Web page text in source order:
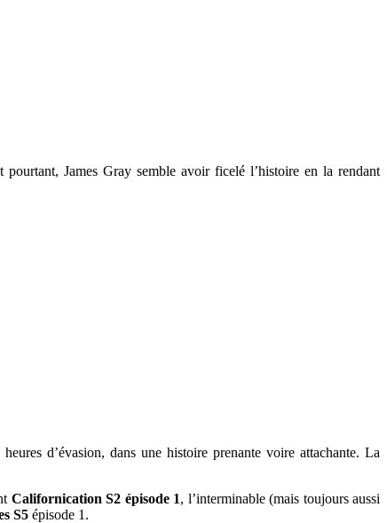
James Gray semble avoir ficelé l’histoire en la rendant
d’évasion, dans une histoire prenante voire attachante. La
Californication S2 épisode 1, l’interminable (mais toujours aussi
S5 épisode 1.